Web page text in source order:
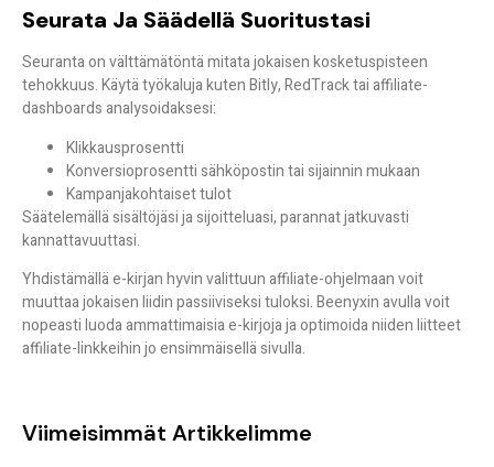
Seurata Ja Säädellä Suoritustasi
Seuranta on välttämätöntämitata jokaisen kosketuspisteen
tehokkuus. Käytä työkaluja kuten Bitly, RedTrack tai affiliate-
dashboards analysoidaksesi:
Klikkausprosentti
Konversioprosentti sähköpostin tai sijainnin mukaan
Kampanjakohtaiset tulot
Säätelemällä sisältöjäsi ja sijoitteluasi, parannat jatkuvasti
kannattavuuttasi.
Yhdistämällä e-kirjan hyvin valittuun affiliate-ohjelmaan voit
muuttaa jokaisen liidin passiiviseksi tuloksi. Beenyxin avulla voit
nopeasti luoda ammattimaisia e-kirjoja ja optimoida niiden liitteet
affiliate-linkkeihin jo ensimmäisellä sivulla.
Viimeisimmät Artikkelimme